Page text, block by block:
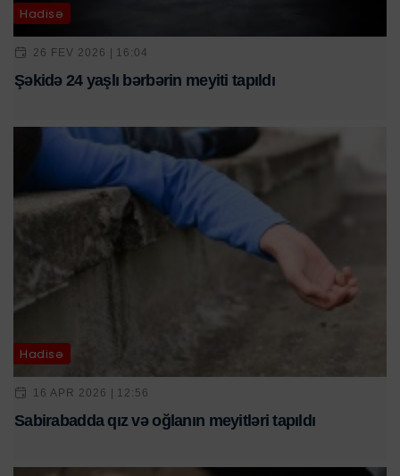
Hadisə
26 FEV 2026 | 16:04
Şəkidə 24 yaşlı bərbərin meyiti tapıldı
Hadisə
16 APR 2026 | 12:56
Sabirabadda qız və oğlanın meyitləri tapıldı